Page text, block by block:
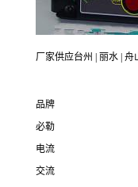
厂家供应台州 | 丽水 |
品牌
必勒
电流
交流